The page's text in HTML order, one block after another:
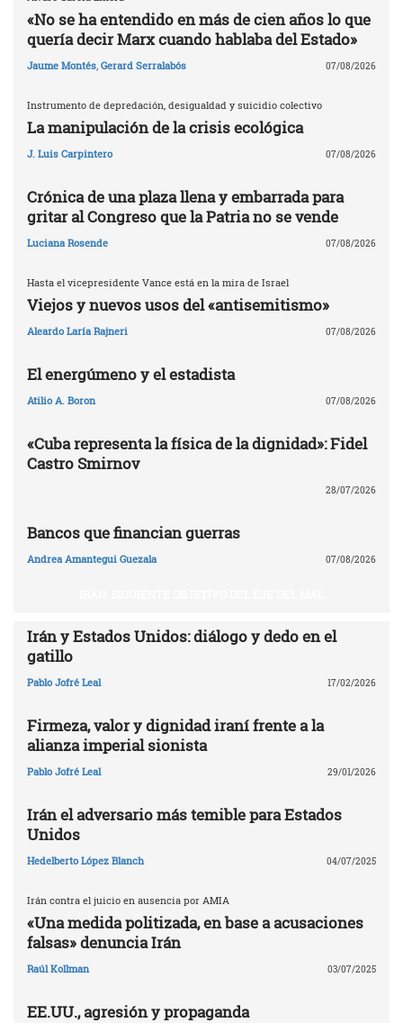
«No se ha entendido en más de cien años lo que
quería decir Marx cuando hablaba del Estado»
Jaume Montés, Gerard Serralabós 07/08/2026
Instrumento de depredación, desigualdad y suicidio colectivo
La manipulación de la crisis ecológica
J. Luis Carpintero 07/08/2026
Crónica de una plaza llena y embarrada para
gritar al Congreso que la Patria no se vende
Luciana Rosende 07/08/2026
Hasta el vicepresidente Vance está en la mira de Israel
Viejos y nuevos usos del «antisemitismo»
Aleardo Laría Rajneri 07/08/2026
El energúmeno y el estadista
Atilio A. Boron 07/08/2026
«Cuba representa la física de la dignidad»: Fidel
Castro Smirnov
28/07/2026
Bancos que financian guerras
Andrea Amantegui Guezala 07/08/2026
Irán y Estados Unidos: diálogo y dedo en el
gatillo
Pablo Jofré Leal 17/02/2026
Firmeza, valor y dignidad iraní frente a la
alianza imperial sionista
Pablo Jofré Leal 29/01/2026
Irán el adversario más temible para Estados
Unidos
Hedelberto López Blanch 04/07/2025
Irán contra el juicio en ausencia por AMIA
«Una medida politizada, en base a acusaciones
falsas» denuncia Irán
Raúl Kollman 03/07/2025
EE.UU., agresión y propaganda